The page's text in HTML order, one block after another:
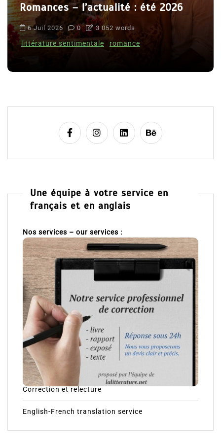
Romances – l’actualité : été 2026
6 Juil 2026 0 3 052 words
littérature sentimentale romance
Une équipe à votre service en
français et en anglais
Nos services – our services :
Correction et relecture
English-French translation service